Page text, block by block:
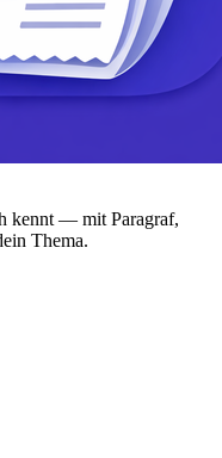
kennt — mit Paragraf,
Thema.